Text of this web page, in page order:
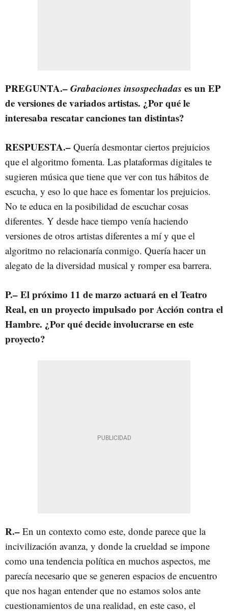
PREGUNTA.–Grabaciones insospechadases un EP
de versiones de variados artistas. ¿Por qué le
interesaba rescatar canciones tan distintas?
RESPUESTA.– Quería desmontar ciertos prejuicios
que el algoritmo fomenta. Las plataformas digitales te
sugieren música que tiene que ver con tus hábitos de
escucha, y eso lo que hace es fomentar los prejuicios.
No te educa en la posibilidad de escuchar cosas
diferentes. Y desde hace tiempo venía haciendo
versiones de otros artistas diferentes a mí y que el
algoritmo no relacionaría conmigo. Quería hacer un
alegato de la diversidad musical y romper esa barrera.
P.– El próximo 11 de marzo actuará en el Teatro
Real, en un proyecto impulsado por Acción contra el
Hambre. ¿Por qué decide involucrarse en este
proyecto?
R.– En un contexto como este, donde parece que la
incivilización avanza, y donde la crueldad se impone
como una tendencia política en muchos aspectos, me
parecía necesario que se generen espacios de encuentro
que nos hagan entender que no estamos solos ante
cuestionamientos de una realidad, en este caso, el